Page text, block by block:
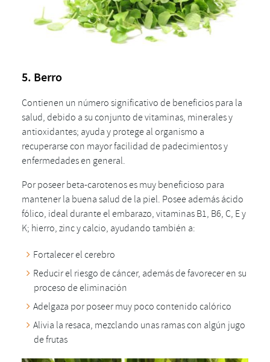
5. Berro
Contienen un número significativo de beneficios para la
salud, debido a su conjunto de vitaminas, minerales y
antioxidantes; ayuda y protege al organismo a
recuperarse con mayor facilidad de padecimientos y
enfermedades en general.
Por poseer beta-carotenos es muy beneficioso para
mantener la buena salud de la piel. Posee además ácido
fólico, ideal durante el embarazo, vitaminas B1, B6, C, E y
K; hierro, zinc y calcio, ayudando también a:
Fortalecer el cerebro
Reducir el riesgo de cáncer, además de favorecer en su
proceso de eliminación
Adelgaza por poseer muy poco contenido calórico
Alivia la resaca, mezclando unas ramas con algún jugo
de frutas